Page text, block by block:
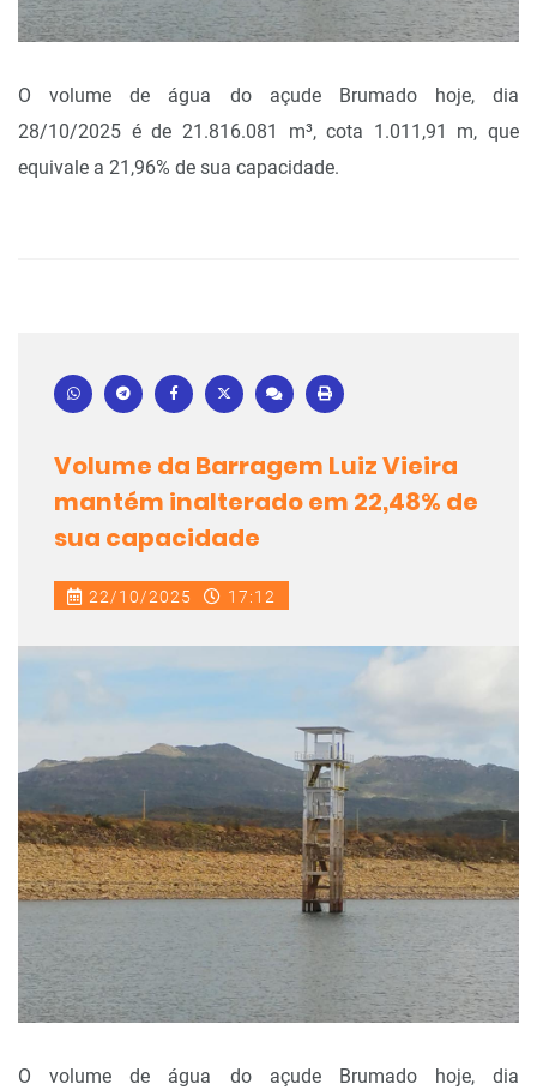
O volume de água do açude Brumado hoje, dia
28/10/2025 é de 21.816.081 m³, cota 1.011,91 m, que
equivale a 21,96% de sua capacidade.
Volume da Barragem Luiz Vieira
mantém inalterado em 22,48% de
sua capacidade
22/10/2025 17:12
O volume de água do açude Brumado hoje, dia